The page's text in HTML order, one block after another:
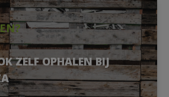
ZELF OPHALEN BIJ